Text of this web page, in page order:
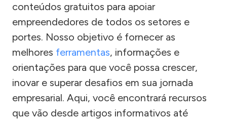
conteúdos gratuitos para apoiar
empreendedores de todos os setores e
portes. Nosso objetivo é fornecer as
melhores ferramentas, informações e
orientações para que você possa crescer,
inovar e superar desafios em sua jornada
empresarial. Aqui, você encontrará recursos
que vão desde artigos informativos até